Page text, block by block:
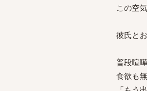
この空
彼氏と
普段喧
食欲も